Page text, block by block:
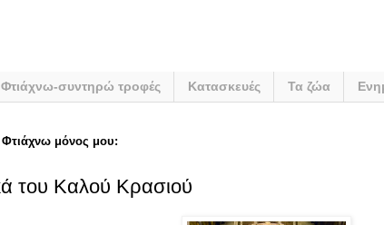
Φτιάχνω-συντηρώ τροφές Κατασκευές Τα ζώα
μόνος μου:
του Καλού Κρασιού